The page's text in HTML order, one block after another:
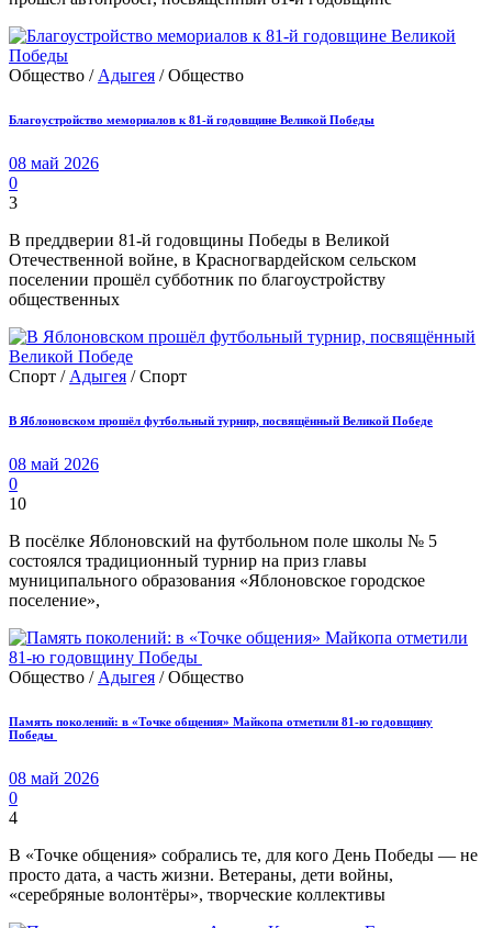
Общество / Адыгея / Общество
Благоустройство мемориалов к 81-й годовщине Великой Победы
08 май 2026
0
3
В преддверии 81-й годовщины Победы в Великой
Отечественной войне, в Красногвардейском сельском
поселении прошёл субботник по благоустройству
общественных
Спорт / Адыгея / Спорт
В Яблоновском прошёл футбольный турнир, посвящённый Великой Победе
08 май 2026
0
10
В посёлке Яблоновский на футбольном поле школы № 5
состоялся традиционный турнир на приз главы
муниципального образования «Яблоновское городское
поселение»,
Общество / Адыгея / Общество
Память поколений: в «Точке общения» Майкопа отметили 81-ю годовщину
Победы
08 май 2026
0
4
В «Точке общения» собрались те, для кого День Победы — не
просто дата, а часть жизни. Ветераны, дети войны,
«серебряные волонтёры», творческие коллективы